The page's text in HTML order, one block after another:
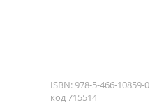
ISBN: 978-5-466-10859-0
код 715514